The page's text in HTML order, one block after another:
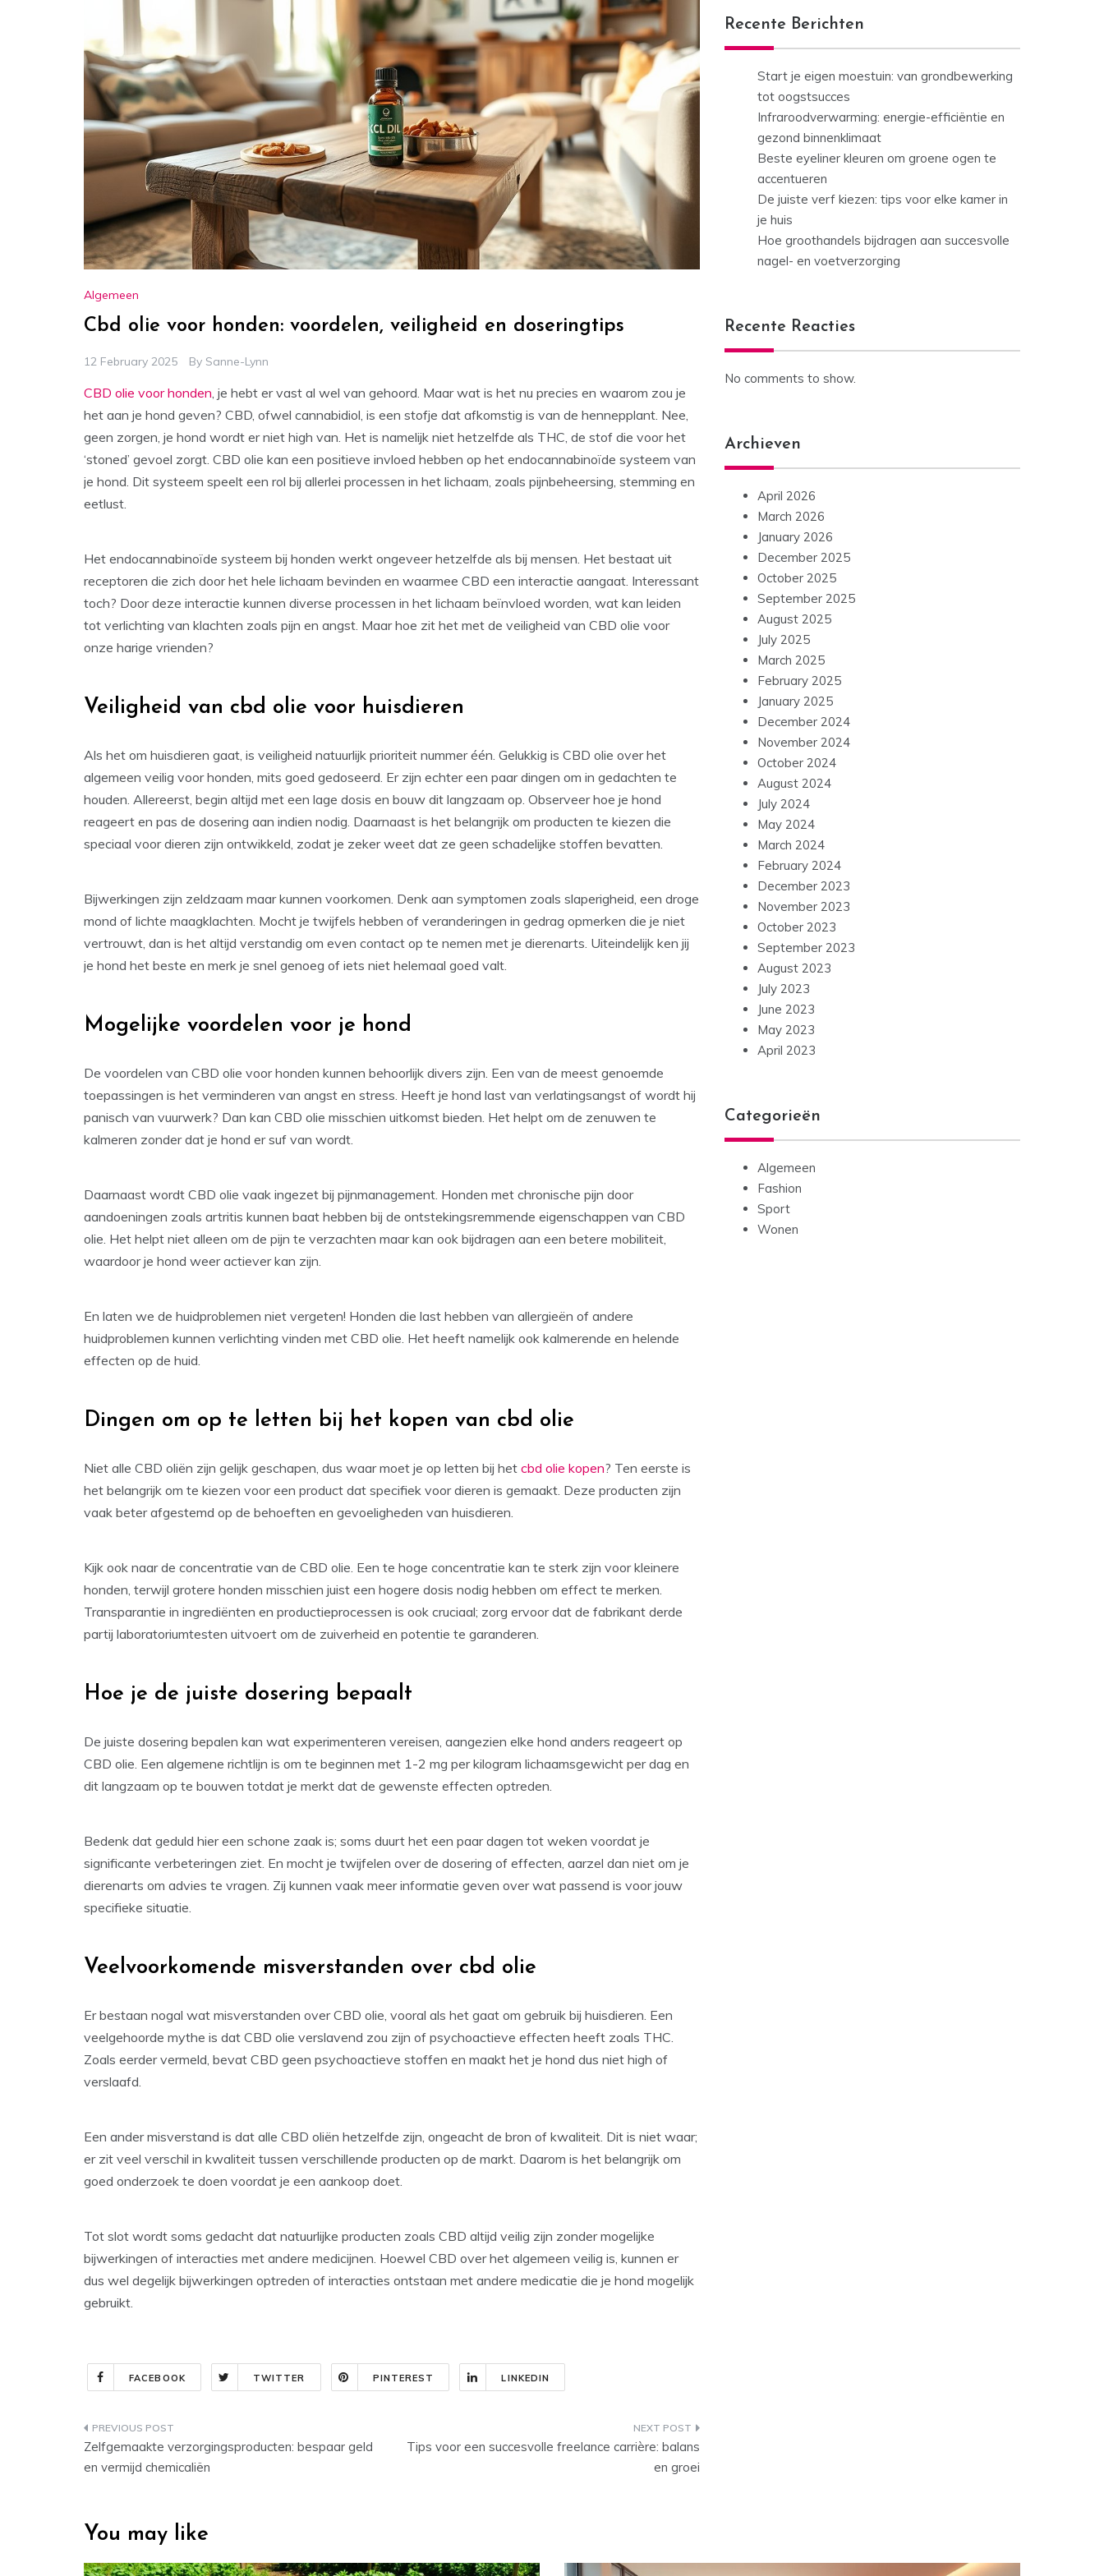
Algemeen
Cbd olie voor honden: voordelen, veiligheid en doseringtips
12 February 2025 By Sanne-Lynn
CBD olie voor honden, je hebt er vast al wel van gehoord. Maar wat is het nu precies en waarom zou je
het aan je hond geven? CBD, ofwel cannabidiol, is een stofje dat afkomstig is van de hennepplant. Nee,
geen zorgen, je hond wordt er niet high van. Het is namelijk niet hetzelfde als THC, de stof die voor het
‘stoned’ gevoel zorgt. CBD olie kan een positieve invloed hebben op het endocannabinoïde systeem van
je hond. Dit systeem speelt een rol bij allerlei processen in het lichaam, zoals pijnbeheersing, stemming en
eetlust.
Het endocannabinoïde systeem bij honden werkt ongeveer hetzelfde als bij mensen. Het bestaat uit
receptoren die zich door het hele lichaam bevinden en waarmee CBD een interactie aangaat. Interessant
toch? Door deze interactie kunnen diverse processen in het lichaam beïnvloed worden, wat kan leiden
tot verlichting van klachten zoals pijn en angst. Maar hoe zit het met de veiligheid van CBD olie voor
onze harige vrienden?
Veiligheid van cbd olie voor huisdieren
Als het om huisdieren gaat, is veiligheid natuurlijk prioriteit nummer één. Gelukkig is CBD olie over het
algemeen veilig voor honden, mits goed gedoseerd. Er zijn echter een paar dingen om in gedachten te
houden. Allereerst, begin altijd met een lage dosis en bouw dit langzaam op. Observeer hoe je hond
reageert en pas de dosering aan indien nodig. Daarnaast is het belangrijk om producten te kiezen die
speciaal voor dieren zijn ontwikkeld, zodat je zeker weet dat ze geen schadelijke stoffen bevatten.
Bijwerkingen zijn zeldzaam maar kunnen voorkomen. Denk aan symptomen zoals slaperigheid, een droge
mond of lichte maagklachten. Mocht je twijfels hebben of veranderingen in gedrag opmerken die je niet
vertrouwt, dan is het altijd verstandig om even contact op te nemen met je dierenarts. Uiteindelijk ken jij
je hond het beste en merk je snel genoeg of iets niet helemaal goed valt.
Mogelijke voordelen voor je hond
De voordelen van CBD olie voor honden kunnen behoorlijk divers zijn. Een van de meest genoemde
toepassingen is het verminderen van angst en stress. Heeft je hond last van verlatingsangst of wordt hij
panisch van vuurwerk? Dan kan CBD olie misschien uitkomst bieden. Het helpt om de zenuwen te
kalmeren zonder dat je hond er suf van wordt.
Daarnaast wordt CBD olie vaak ingezet bij pijnmanagement. Honden met chronische pijn door
aandoeningen zoals artritis kunnen baat hebben bij de ontstekingsremmende eigenschappen van CBD
olie. Het helpt niet alleen om de pijn te verzachten maar kan ook bijdragen aan een betere mobiliteit,
waardoor je hond weer actiever kan zijn.
En laten we de huidproblemen niet vergeten! Honden die last hebben van allergieën of andere
huidproblemen kunnen verlichting vinden met CBD olie. Het heeft namelijk ook kalmerende en helende
effecten op de huid.
Dingen om op te letten bij het kopen van cbd olie
Niet alle CBD oliën zijn gelijk geschapen, dus waar moet je op letten bij het cbd olie kopen? Ten eerste is
het belangrijk om te kiezen voor een product dat specifiek voor dieren is gemaakt. Deze producten zijn
vaak beter afgestemd op de behoeften en gevoeligheden van huisdieren.
Kijk ook naar de concentratie van de CBD olie. Een te hoge concentratie kan te sterk zijn voor kleinere
honden, terwijl grotere honden misschien juist een hogere dosis nodig hebben om effect te merken.
Transparantie in ingrediënten en productieprocessen is ook cruciaal; zorg ervoor dat de fabrikant derde
partij laboratoriumtesten uitvoert om de zuiverheid en potentie te garanderen.
Hoe je de juiste dosering bepaalt
De juiste dosering bepalen kan wat experimenteren vereisen, aangezien elke hond anders reageert op
CBD olie. Een algemene richtlijn is om te beginnen met 1-2 mg per kilogram lichaamsgewicht per dag en
dit langzaam op te bouwen totdat je merkt dat de gewenste effecten optreden.
Bedenk dat geduld hier een schone zaak is; soms duurt het een paar dagen tot weken voordat je
significante verbeteringen ziet. En mocht je twijfelen over de dosering of effecten, aarzel dan niet om je
dierenarts om advies te vragen. Zij kunnen vaak meer informatie geven over wat passend is voor jouw
specifieke situatie.
Veelvoorkomende misverstanden over cbd olie
Er bestaan nogal wat misverstanden over CBD olie, vooral als het gaat om gebruik bij huisdieren. Een
veelgehoorde mythe is dat CBD olie verslavend zou zijn of psychoactieve effecten heeft zoals THC.
Zoals eerder vermeld, bevat CBD geen psychoactieve stoffen en maakt het je hond dus niet high of
verslaafd.
Een ander misverstand is dat alle CBD oliën hetzelfde zijn, ongeacht de bron of kwaliteit. Dit is niet waar;
er zit veel verschil in kwaliteit tussen verschillende producten op de markt. Daarom is het belangrijk om
goed onderzoek te doen voordat je een aankoop doet.
Tot slot wordt soms gedacht dat natuurlijke producten zoals CBD altijd veilig zijn zonder mogelijke
bijwerkingen of interacties met andere medicijnen. Hoewel CBD over het algemeen veilig is, kunnen er
dus wel degelijk bijwerkingen optreden of interacties ontstaan met andere medicatie die je hond mogelijk
gebruikt.
FACEBOOK TWITTER PINTEREST LINKEDIN
Post
navigation
Zelfgemaakte verzorgingsproducten: bespaar geld
en vermijd chemicaliën
Tips voor een succesvolle freelance carrière: balans
en groei
Recente Berichten
Start je eigen moestuin: van grondbewerking
tot oogstsucces
Infraroodverwarming: energie-efficiëntie en
gezond binnenklimaat
Beste eyeliner kleuren om groene ogen te
accentueren
De juiste verf kiezen: tips voor elke kamer in
je huis
Hoe groothandels bijdragen aan succesvolle
nagel- en voetverzorging
Recente Reacties
No comments to show.
Archieven
April 2026
March 2026
January 2026
December 2025
October 2025
September 2025
August 2025
July 2025
March 2025
February 2025
January 2025
December 2024
November 2024
October 2024
August 2024
July 2024
May 2024
March 2024
February 2024
December 2023
November 2023
October 2023
September 2023
August 2023
July 2023
June 2023
May 2023
April 2023
Categorieën
Algemeen
Fashion
Sport
Wonen
You may like